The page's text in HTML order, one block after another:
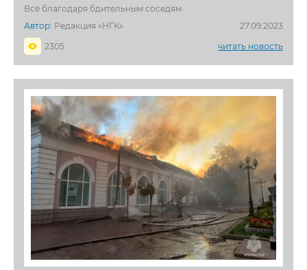
Всё благодаря бдительным соседям
Автор: Редакция «НГК»
27.09.2023
2305
читать новость